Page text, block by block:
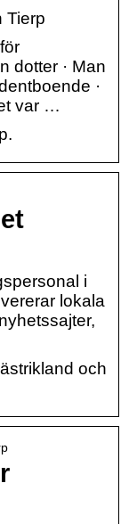
Tierp
dotter · Man
·
var …
i
lokala
och